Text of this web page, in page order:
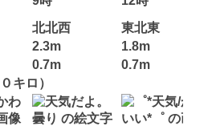
北北西
東北東
2.3m
1.8m
0.7m
0.7m
キロ）